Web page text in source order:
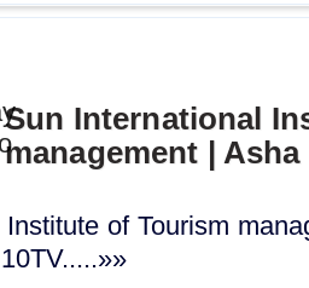
Sun International
management |
of Tourism